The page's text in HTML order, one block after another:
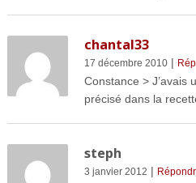
chantal33
17 décembre 2010|
Constance > J’avais
précisé dans la
steph
3 janvier 2012 |